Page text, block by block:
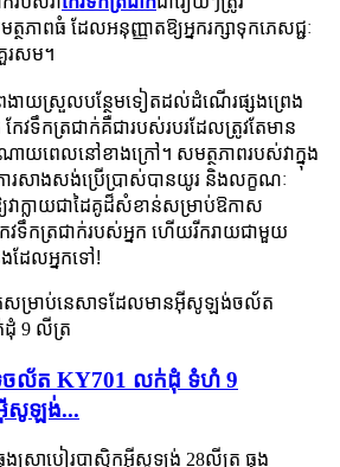
ាពធំ ដែលអនុញ្ញាតឱ្យអ្នករក្សាទុកភេសជ្ជៈ
រសម។
ងាយស្រួលបន្ថែមទៀតដល់ដំណើរផ្សងព្រេង
ែវទឹកត្រជាក់គឺជារបស់របរដែលត្រូវតែមាន
ាយពេលនៅខាងក្រៅ។ សមត្ថភាពរបស់វាក្នុង
ការសាងសង់ប្រើប្រាស់បានយូរ និងលក្ខណៈ
ាក្លាយជាដៃគូដ៏សំខាន់សម្រាប់ឱកាស
ទឹកត្រជាក់របស់អ្នក ហើយរីករាយជាមួយ
ងដែលអ្នកទៅ!
ចល័ត KY701 លក់ដុំ ទំហំ 9
សូឡង់...